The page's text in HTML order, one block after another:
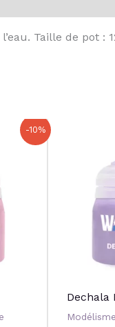
Taille de pot :
-10%
Dechala